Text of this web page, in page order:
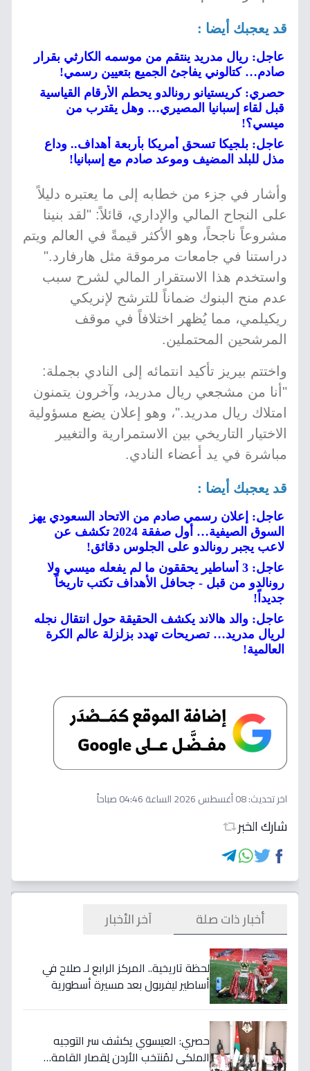
قد يعجبك أيضا :
عاجل: ريال مدريد ينتقم من موسمه الكارثي بقرار
صادم… كتالوني يفاجئ الجميع بتعيين رسمي!
حصري: كريستيانو رونالدو يحطم الأرقام القياسية
قبل لقاء إسبانيا المصيري… وهل يقترب من
ميسي؟!
عاجل: بلجيكا تسحق أمريكا بأربعة أهداف.. وداع
مذل للبلد المضيف وموعد صادم مع إسبانيا!
وأشار في جزء من خطابه إلى ما يعتبره دليلاً
على النجاح المالي والإداري، قائلاً: "لقد بنينا
مشروعاً ناجحاً، وهو الأكثر قيمةً في العالم ويتم
دراستنا في جامعات مرموقة مثل هارفارد."
واستخدم هذا الاستقرار المالي لشرح سبب
عدم منح البنوك ضماناً للترشح لإنريكي
ريكيلمي، مما يُظهر اختلافاً في موقف
المرشحين المحتملين.
واختتم بيريز تأكيد انتمائه إلى النادي بجملة:
"أنا من مشجعي ريال مدريد، وآخرون يتمنون
امتلاك ريال مدريد."، وهو إعلان يضع مسؤولية
الاختيار التاريخي بين الاستمرارية والتغيير
مباشرة في يد أعضاء النادي.
قد يعجبك أيضا :
عاجل: إعلان رسمي صادم من الاتحاد السعودي يهز
السوق الصيفية… أول صفقة 2024 تكشف عن
لاعب يجبر رونالدو على الجلوس دقائق!
عاجل: 3 أساطير يحققون ما لم يفعله ميسي ولا
رونالدو من قبل - جحافل الأهداف تكتب تاريخاً
جديداً!
عاجل: والد هالاند يكشف الحقيقة حول انتقال نجله
لريال مدريد… تصريحات تهدد بزلزلة عالم الكرة
العالمية!
اخر تحديث:08 أغسطس 2026 الساعة 04:46 صباحاً
شارك الخبر
أخبار ذات صلة آخر الأخبار
لحظة تاريخية.. المركز الرابع لـ صلاح في
أساطير ليفربول بعد مسيرة أسطورية
حصري: العيسوي يكشف سر التوجيه
الملكي لمُنتخب الأردن لِقصار القامة…